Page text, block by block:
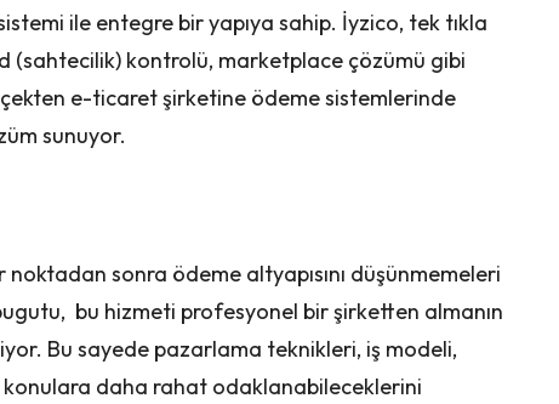
ile entegre bir yapıya sahip. İyzico, tek tıkla
(sahtecilik) kontrolü, marketplace çözümü gibi
e-ticaret şirketine ödeme sistemlerinde
sunuyor.
sonra ödeme altyapısını düşünmemeleri
bu hizmeti profesyonel bir şirketten almanın
Bu sayede pazarlama teknikleri, iş modeli,
daha rahat odaklanabileceklerini